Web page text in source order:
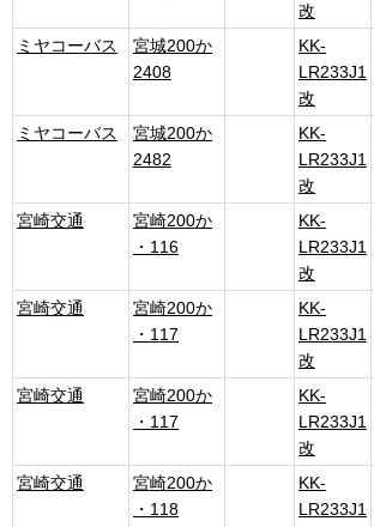
改
ミヤコーバス
宮城200か
2408
KK-
LR233J1
改
ミヤコーバス
宮城200か
2482
KK-
LR233J1
改
宮崎交通
宮崎200か
・116
KK-
LR233J1
改
宮崎交通
宮崎200か
・117
KK-
LR233J1
改
宮崎交通
宮崎200か
・117
KK-
LR233J1
改
宮崎交通
宮崎200か
・118
KK-
LR233J1